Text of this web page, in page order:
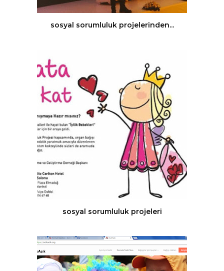
sosyal sorumluluk projelerinden...
sosyal sorumluluk projeleri